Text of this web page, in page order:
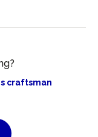
craftsman